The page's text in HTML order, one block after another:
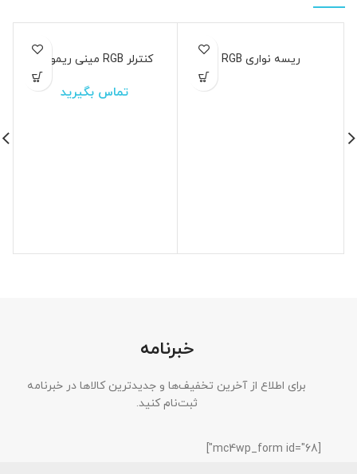
ی
ریسه نواری RGB کنترلر RGB مینی ریموتی
تماس بگیرید
خبرنامه
برای اطلاع از آخرین تخفیف‌ها و جدیدترین کالاها در خبرنامه
ثبت‌نام کنید.
[mc4wp_form id="68"]